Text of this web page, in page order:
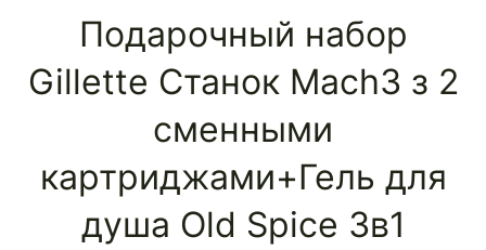
Подарочный набор
Gillette Станок Mach3 з 2
сменными
картриджами+Гель для
душа Old Spice 3в1